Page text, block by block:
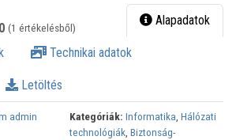
(1 értékelésből) Alapadatok
Technikai adatok
Letöltés
admin Kategóriák: Informatika, Hálózati
technológiák, Biztonság-